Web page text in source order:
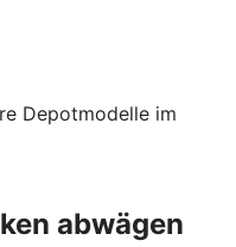
Depotmodelle im
abwägen